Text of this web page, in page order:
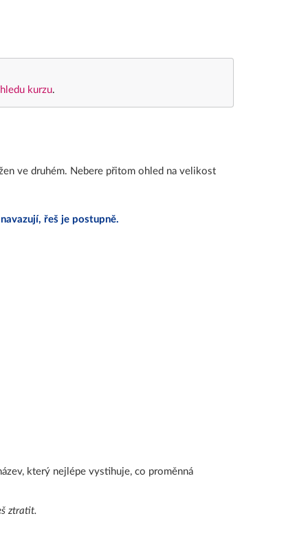
kurzu.
ve druhém. Nebere přitom ohled na velikost
řeš je postupně.
který nejlépe vystihuje, co proměnná
ztratit.